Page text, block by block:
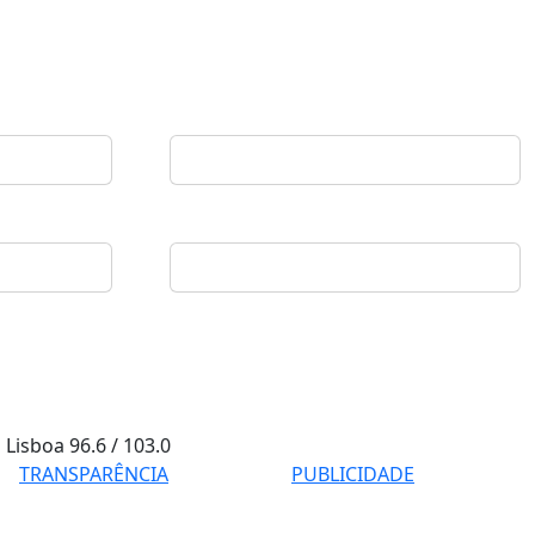
Lisboa96.6 / 103.0
TRANSPARÊNCIA
PUBLICIDADE